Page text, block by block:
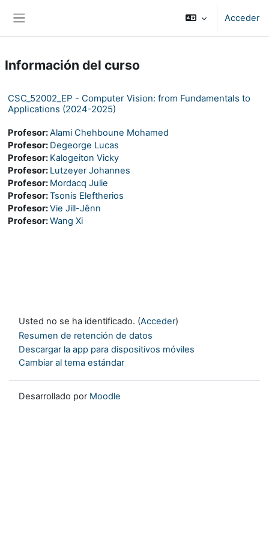
Acceder
Información del curso
CSC_52002_EP - Computer Vision: from Fundamentals to
Applications (2024-2025)
Profesor:Alami Chehboune Mohamed
Profesor: Degeorge Lucas
Profesor: Kalogeiton Vicky
Profesor: Lutzeyer Johannes
Profesor: Mordacq Julie
Profesor:Tsonis Eleftherios
Profesor:Vie Jill-Jênn
Profesor:Wang Xi
Usted no se ha identificado. (Acceder)
Resumen de retención de datos
Descargar la app para dispositivos móviles
Cambiar al tema estándar
Desarrollado por Moodle